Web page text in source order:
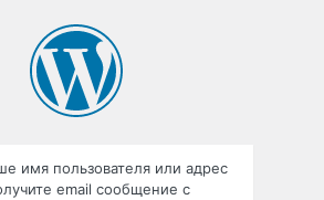
имя пользователя или адрес
email сообщение с